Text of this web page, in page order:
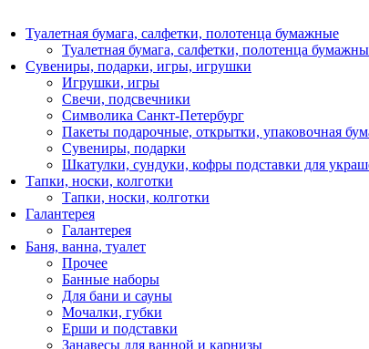
Туалетная бумага, салфетки, полотенца бумажные
Туалетная бумага, салфетки, полотенца
Сувениры, подарки, игры, игрушки
Игрушки, игры
Свечи, подсвечники
Символика Санкт-Петербург
Пакеты подарочные, открытки, упаковочная
Сувениры, подарки
Шкатулки, сундуки, кофры подставки для
Тапки, носки, колготки
Тапки, носки, колготки
Галантерея
Галантерея
Баня, ванна, туалет
Прочее
Банные наборы
Для бани и сауны
Мочалки, губки
Ерши и подставки
Занавесы для ванной и карнизы